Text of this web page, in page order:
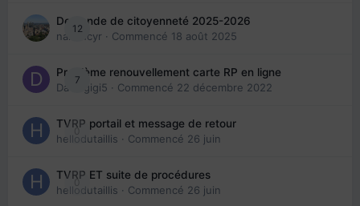
12
Demande de citoyenneté 2025-2026
nanancyr · Commencé 18 août 2025
7
Problème renouvellement carte RP en ligne
Davidgigi5 · Commencé 22 décembre 2022
0
TVRP portail et message de retour
hellodutaillis · Commencé 26 juin
0
TVRP ET suite de procédures
hellodutaillis · Commencé 26 juin